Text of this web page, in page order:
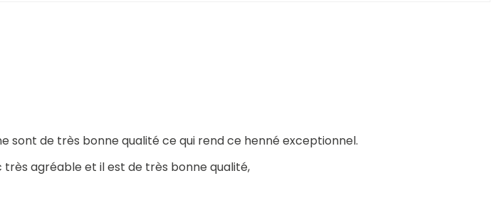
sont de très bonne qualité ce qui rend ce henné exceptionnel.
agréable et il est de très bonne qualité,